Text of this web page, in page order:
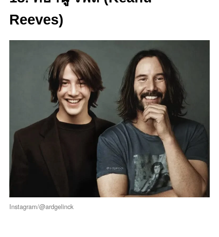
Reeves)
Instagram/@ardgelinck